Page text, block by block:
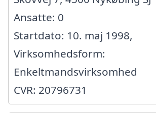
Ansatte: 0
Startdato: 10. maj 1998,
Virksomhedsform:
Enkeltmandsvirksomhed
CVR: 20796731